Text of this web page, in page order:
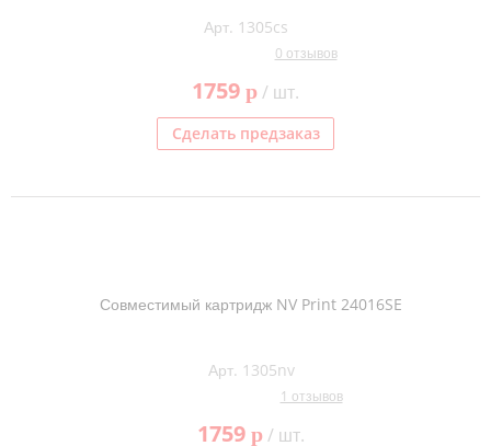
Арт. 1305cs
0 отзывов
1759 p/ шт.
Сделать предзаказ
Совместимый картридж NV Print 24016SE
Арт. 1305nv
1 отзывов
1759 p/ шт.